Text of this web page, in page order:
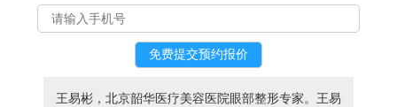
王易彬，北京韶华医疗美容医院眼部整形专家。王易